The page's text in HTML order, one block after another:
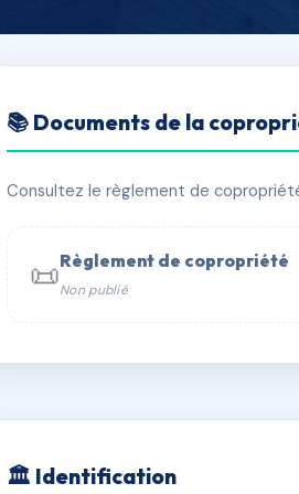
RESIDENCES
📍 35 r pierre termier 38760
📞 Contacter Syndic Digital
📚 Documents de la
Consultez le règlement de
📜Règlement de copropriété
Non publié
🏛 Identification